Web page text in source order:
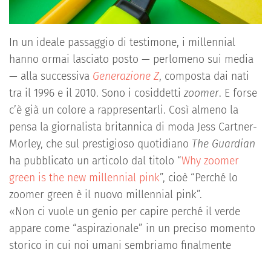
In un ideale passaggio di testimone, i millennial
hanno ormai lasciato posto — perlomeno sui media
— alla successiva Generazione Z, composta dai nati
tra il 1996 e il 2010. Sono i cosiddetti zoomer. E forse
c’è già un colore a rappresentarli. Così almeno la
pensa la giornalista britannica di moda Jess Cartner-
Morley, che sul prestigioso quotidiano The Guardian
ha pubblicato un articolo dal titolo “Why zoomer
green is the new millennial pink”, cioè “Perché lo
zoomer green è il nuovo millennial pink”.
«Non ci vuole un genio per capire perché il verde
appare come “aspirazionale” in un preciso momento
storico in cui noi umani sembriamo finalmente